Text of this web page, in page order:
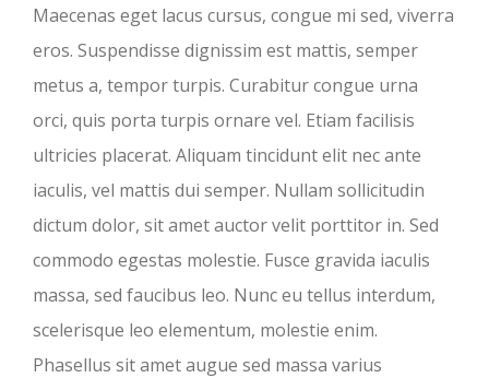
Maecenas eget lacus cursus, congue mi sed, viverra
eros. Suspendisse dignissim est mattis, semper
metus a, tempor turpis. Curabitur congue urna
orci, quis porta turpis ornare vel. Etiam facilisis
ultricies placerat. Aliquam tincidunt elit nec ante
iaculis, vel mattis dui semper. Nullam sollicitudin
dictum dolor, sit amet auctor velit porttitor in. Sed
commodo egestas molestie. Fusce gravida iaculis
massa, sed faucibus leo. Nunc eu tellus interdum,
scelerisque leo elementum, molestie enim.
Phasellus sit amet augue sed massa varius